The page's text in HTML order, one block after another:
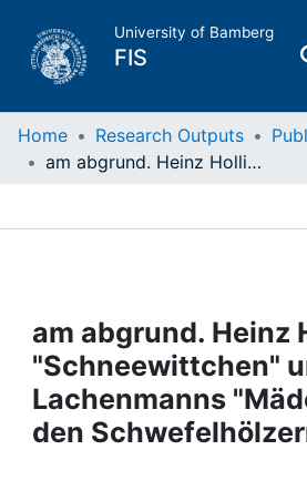
University of Bamberg
FIS
Home
Projects
People
Institutions
Home Research Outputs
am abgrund. Heinz Holligers "Schneewittchen" und Helmut Lachenmanns "Mädchen mit den Schwefelhölzern"
am abgrund. Heinz
"Schneewittchen"
Lachenmanns
den